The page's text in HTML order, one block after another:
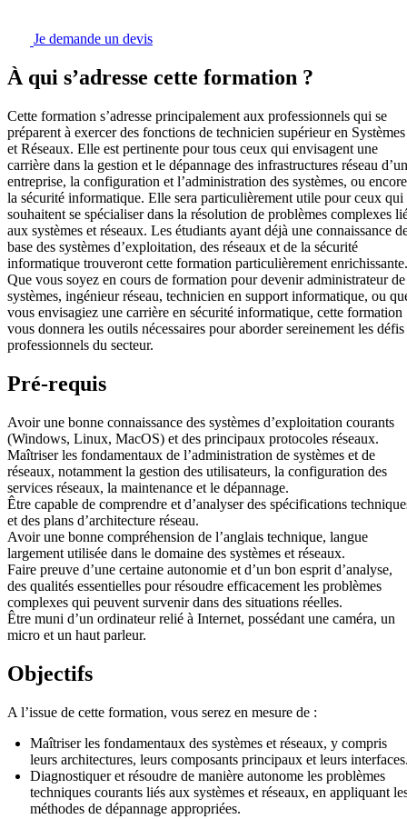
Je demande un devis
À qui s’adresse cette formation ?
Cette formation s’adresse principalement aux professionnels qui se
préparent à exercer des fonctions de technicien supérieur en Systèmes
et Réseaux. Elle est pertinente pour tous ceux qui envisagent une
carrière dans la gestion et le dépannage des infrastructures réseau
entreprise, la configuration et l’administration des systèmes, ou encore
la sécurité informatique. Elle sera particulièrement utile pour ceux qui
souhaitent se spécialiser dans la résolution de problèmes complexes
aux systèmes et réseaux. Les étudiants ayant déjà une connaissance
base des systèmes d’exploitation, des réseaux et de la sécurité
informatique trouveront cette formation particulièrement enrichissante.
Que vous soyez en cours de formation pour devenir administrateur de
systèmes, ingénieur réseau, technicien en support informatique, ou
vous envisagiez une carrière en sécurité informatique, cette formation
vous donnera les outils nécessaires pour aborder sereinement les défis
professionnels du secteur.
Pré-requis
Avoir une bonne connaissance des systèmes d’exploitation courants
(Windows, Linux, MacOS) et des principaux protocoles réseaux.
Maîtriser les fondamentaux de l’administration de systèmes et de
réseaux, notamment la gestion des utilisateurs, la configuration des
services réseaux, la maintenance et le dépannage.
Être capable de comprendre et d’analyser des spécifications
et des plans d’architecture réseau.
Avoir une bonne compréhension de l’anglais technique, langue
largement utilisée dans le domaine des systèmes et réseaux.
Faire preuve d’une certaine autonomie et d’un bon esprit d’analyse,
des qualités essentielles pour résoudre efficacement les problèmes
complexes qui peuvent survenir dans des situations réelles.
Être muni d’un ordinateur relié à Internet, possédant une caméra, un
micro et un haut parleur.
Objectifs
A l’issue de cette formation, vous serez en mesure de :
Maîtriser les fondamentaux des systèmes et réseaux, y compris
leurs architectures, leurs composants principaux et leurs
Diagnostiquer et résoudre de manière autonome les problèmes
techniques courants liés aux systèmes et réseaux, en appliquant
méthodes de dépannage appropriées.